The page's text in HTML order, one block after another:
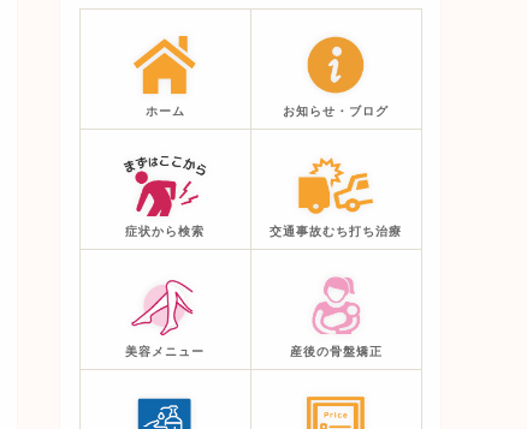
ホーム お知らせ・ブログ
症状から検索 交通事故むち打ち治療
美容メニュー 産後の骨盤矯正